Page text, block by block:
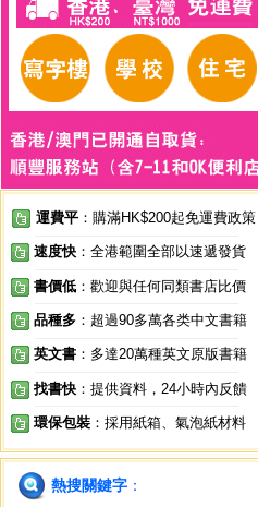
運費平 ：購滿HK$200起免運費政策
速度快 ：全港範圍全部以速遞發貨
書價低 ：歡迎與任何同類書店比價
品種多 ：超過90多萬各类中文書籍
英文書 ：多達20萬種英文原版書籍
找書快 ：提供資料，24小時內反饋
環保包裝 ：採用紙箱、氣泡紙材料
熱搜關鍵字 ：